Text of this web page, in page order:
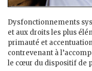
Dysfonctionnements
et aux droits les plus
primauté et
contrevenant à
le cœur du dispositif de